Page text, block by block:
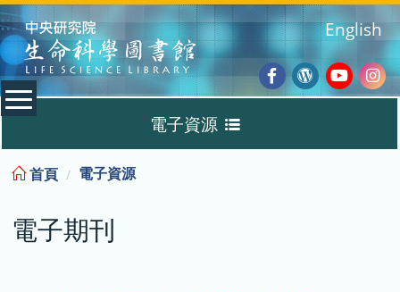
:::
Facebook
Wordpress
English
電子資源
首頁 電子資源
電子期刊